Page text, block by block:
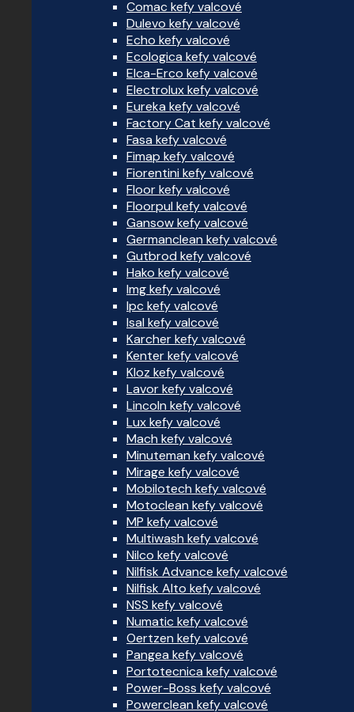
Comac kefy valcové
Dulevo kefy valcové
Echo kefy valcové
Ecologica kefy valcové
Elca-Erco kefy valcové
Electrolux kefy valcové
Eureka kefy valcové
Factory Cat kefy valcové
Fasa kefy valcové
Fimap kefy valcové
Fiorentini kefy valcové
Floor kefy valcové
Floorpul kefy valcové
Gansow kefy valcové
Germanclean kefy valcové
Gutbrod kefy valcové
Hako kefy valcové
Img kefy valcové
Ipc kefy valcové
Isal kefy valcové
Karcher kefy valcové
Kenter kefy valcové
Kloz kefy valcové
Lavor kefy valcové
Lincoln kefy valcové
Lux kefy valcové
Mach kefy valcové
Minuteman kefy valcové
Mirage kefy valcové
Mobilotech kefy valcové
Motoclean kefy valcové
MP kefy valcové
Multiwash kefy valcové
Nilco kefy valcové
Nilfisk Advance kefy valcové
Nilfisk Alto kefy valcové
NSS kefy valcové
Numatic kefy valcové
Oertzen kefy valcové
Pangea kefy valcové
Portotecnica kefy valcové
Power-Boss kefy valcové
Powerclean kefy valcové